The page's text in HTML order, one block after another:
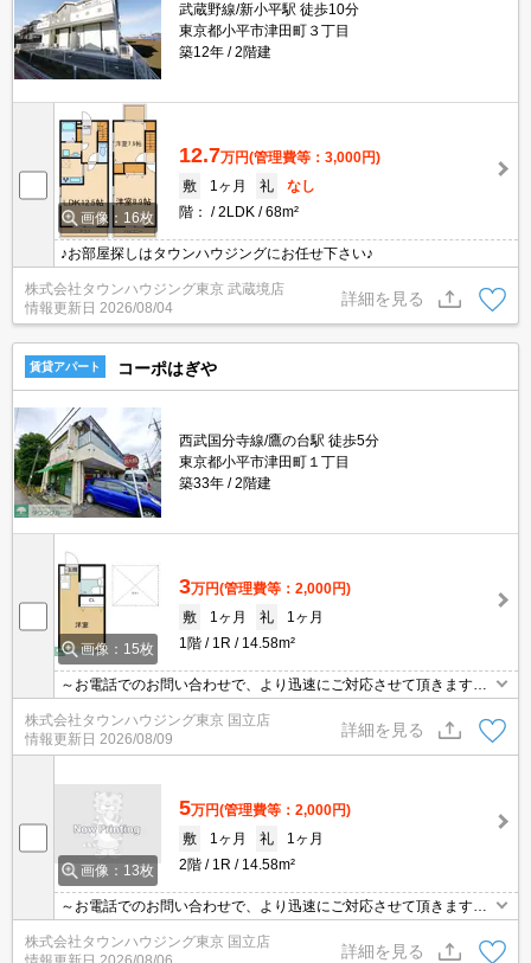
武蔵野線/新小平駅 徒歩10分
東京都小平市津田町３丁目
築12年
2階建
画像：16枚
12.7万円(管理費等：3,000円)
敷
1ヶ月 礼
なし
階：
2LDK 68m²
♪お部屋探しはタウンハウジングにお任せ下さい♪
株式会社タウンハウジング東京 武蔵境店
情報更新日 2026/08/04
詳細を見る
賃貸アパート コーポはぎや
西武国分寺線/鷹の台駅 徒歩5分
東京都小平市津田町１丁目
築33年
2階建
画像：15枚
3万円(管理費等：2,000円)
敷
1ヶ月 礼
1ヶ月
1階
1R 14.58m²
～お電話でのお問い合わせで、より迅速にご対応させて頂きます～
地域密着タウンハウジング【国立店】まで～
株式会社タウンハウジング東京 国立店
情報更新日 2026/08/09
詳細を見る
画像：13枚
5万円(管理費等：2,000円)
敷
1ヶ月 礼
1ヶ月
2階
1R 14.58m²
～お電話でのお問い合わせで、より迅速にご対応させて頂きます～
地域密着タウンハウジング【国立店】まで～
株式会社タウンハウジング東京 国立店
詳細を見る